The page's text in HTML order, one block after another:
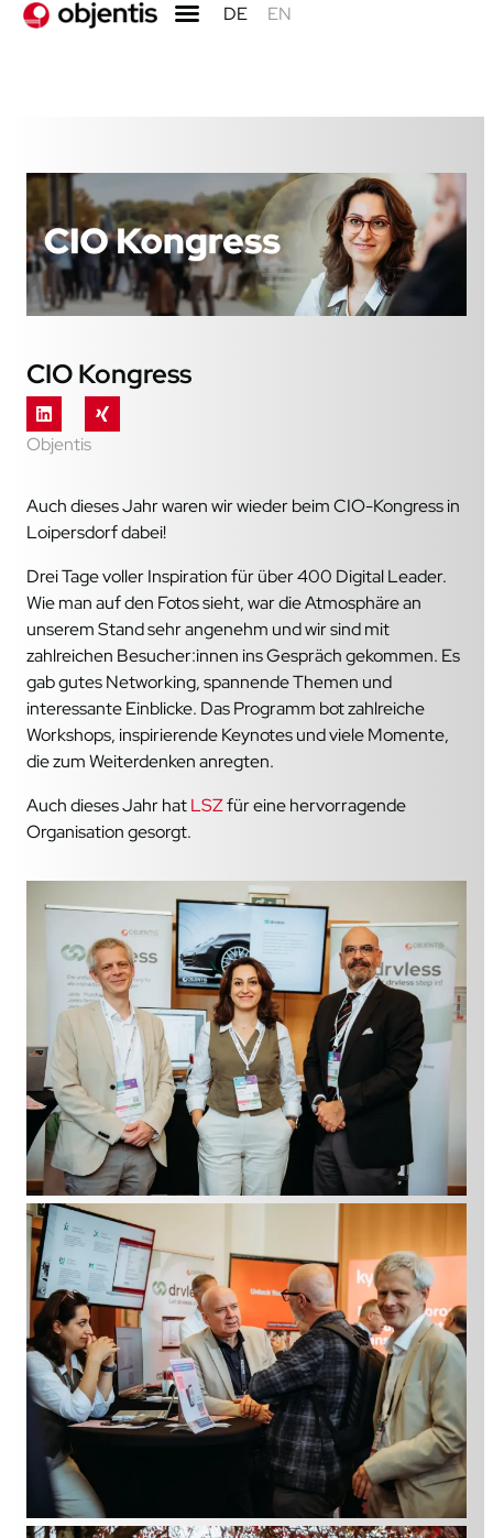
DE EN
CIO Kongress
Objentis
Auch dieses Jahr waren wir wieder beim CIO-Kongress in
Loipersdorf dabei!
Drei Tage voller Inspiration für über 400 Digital Leader.
Wie man auf den Fotos sieht, war die Atmosphäre an
unserem Stand sehr angenehm und wir sind mit
zahlreichen Besucher:innen ins Gespräch gekommen. Es
gab gutes Networking, spannende Themen und
interessante Einblicke. Das Programm bot zahlreiche
Workshops, inspirierende Keynotes und viele Momente,
die zum Weiterdenken anregten.
Auch dieses Jahr hatLSZfür eine hervorragende
Organisation gesorgt.